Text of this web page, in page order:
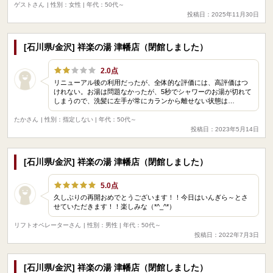
ゲストさん
| 性別：女性 | 年代：50代～
投稿日：2025年11月30日
[石川県/金沢] 祥楽の湯 津幡店（閉館しました）
2.0点
リニューアル後の利用だったが、全体的な評価には、高評価はつ
けれない。お湯は問題なかったが、5秒でシャワーのお湯が切れて
しまうので、洗髪に左手が常にカランから離せない状態は…
たかさん
| 性別：指定しない | 年代：50代～
投稿日：2023年5月14日
[石川県/金沢] 祥楽の湯 津幡店（閉館しました）
5.0点
久しぶりの再開おめでとうございます！！今日はいんぎら～とさ
せていただきます！！楽しみな（*^_^*）
リフトオペレーターさん
| 性別：男性 | 年代：50代～
投稿日：2022年7月3日
[石川県/金沢] 祥楽の湯 津幡店（閉館しました）